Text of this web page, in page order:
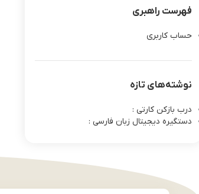
فهرست راهبری
حساب کاربری
نوشته‌های تازه
درب بازکن کارتی :
دستگیره دیجیتال زبان فارسی :